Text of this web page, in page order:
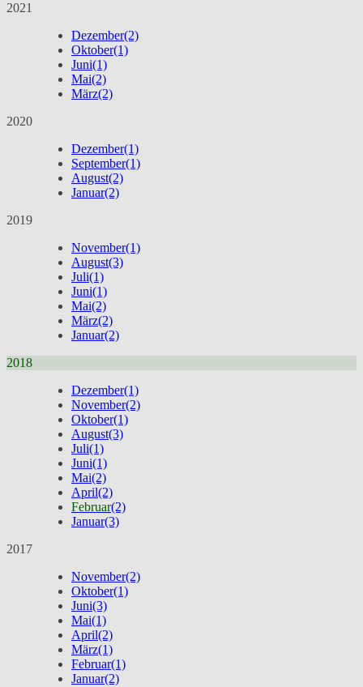
2021
Dezember(2)
Oktober(1)
Juni(1)
Mai(2)
März(2)
2020
Dezember(1)
September(1)
August(2)
Januar(2)
2019
November(1)
August(3)
Juli(1)
Juni(1)
Mai(2)
März(2)
Januar(2)
2018
Dezember(1)
November(2)
Oktober(1)
August(3)
Juli(1)
Juni(1)
Mai(2)
April(2)
Februar(2)
Januar(3)
2017
November(2)
Oktober(1)
Juni(3)
Mai(1)
April(2)
März(1)
Februar(1)
Januar(2)